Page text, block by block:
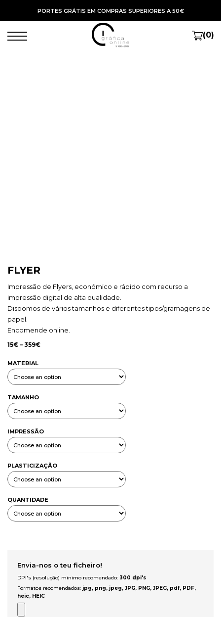
PORTES GRÁTIS EM COMPRAS SUPERIORES A 50€
(0)
FLYER
Impressão de Flyers, económico e rápido com recurso a
impressão digital de alta qualidade.
Dispomos de vários tamanhos e diferentes tipos/gramagens de
papel.
Encomende online.
15€ – 359€
MATERIAL
TAMANHO
IMPRESSÃO
PLASTICIZAÇÃO
QUANTIDADE
Envia-nos o teu ficheiro!
DPI's (resolução) minimo recomendado: 300 dpi's
Formatos recomendados: jpg, png, jpeg, JPG, PNG, JPEG, pdf, PDF,
heic, HEIC